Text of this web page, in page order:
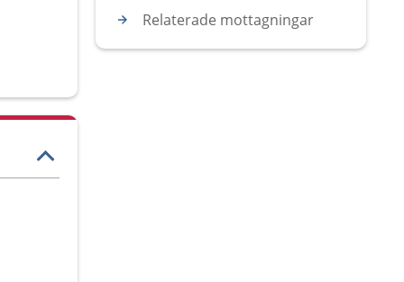
Relaterade mottagningar